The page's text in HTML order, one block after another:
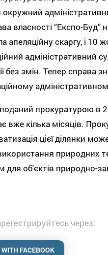
окружний
власності “Експо-
апеляційну скаргу, і 10
адміністративний
без змін. Тепер справа
прокуратурою в
вже кілька місяців.
цієї ділянки
природних
об'єктів природно-
через:
FACEBOOK